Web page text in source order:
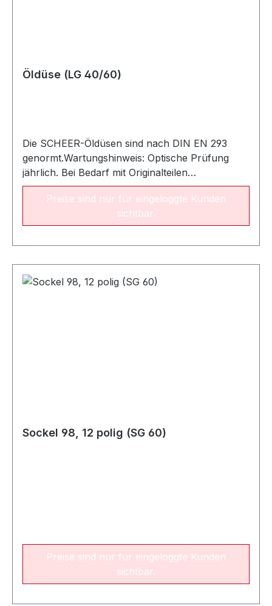
Öldüse (LG 40/60)
Die SCHEER-Öldüsen sind nach DIN EN 293
genormt.Wartungshinweis: Optische Prüfung
jährlich. Bei Bedarf mit Originalteilen
auswechseln. Empfohlene Austauschperiode:
alle zwei Jahre NameLeistungsbereichArt.-Nr.
Öldüse SCHEER 0,35 / 60° SC 11 - 20 kW022367
kW022542 Öldüse Fluidics 0.50 gph / 60° SF22 -
SF28 - 31 kW022545Öldüse Fluidics 0.65 gph /
60° SF26 - 32 kW022547Öldüse Fluidics 0.75
Preise sind nur für eingeloggte Kunden
sichtbar.
Sockel 98, 12 polig (SG 60)
Preise sind nur für eingeloggte Kunden
sichtbar.